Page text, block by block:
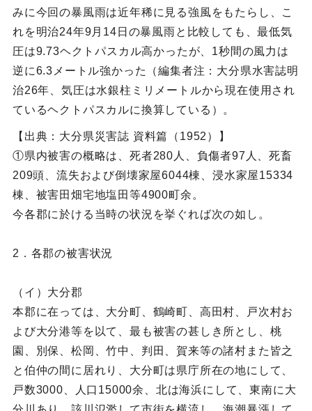
みに今回の暴風雨は近年稀に見る強風をもたらし、こ
れを明治24年9月14日の暴風雨と比較しても、最低気
圧は9.73ヘクトパスカル高かったが、1秒間の風力は
逆に6.3メートル強かった（編集者注：大分県水害誌明
治26年、気圧は水銀柱ミリメートルから現在使用され
ているヘクトパスカルに換算している）。
【出典：大分県災害誌 資料篇（1952）】
①県内被害の概略は、死者280人、負傷者97人、死畜
209頭、流失および倒壊家屋6044棟、浸水家屋15334
棟、被害田畑宅地塩田等4900町余。
今各郡に於ける当時の状況を挙ぐれば次の如し。
2．各郡の被害状況
（イ）大分郡
本郡に在っては、大分町、鶴崎町、高田村、戸次村お
よび大分港等を以て、最も被害の甚しき所とし、桃
園、別保、松岡、竹中、判田、賀来等の諸村また皆之
と伯仲の間に居れり、大分町は県庁所在の地にして、
戸数3000、人口15000余、北は海浜にして、東南に大